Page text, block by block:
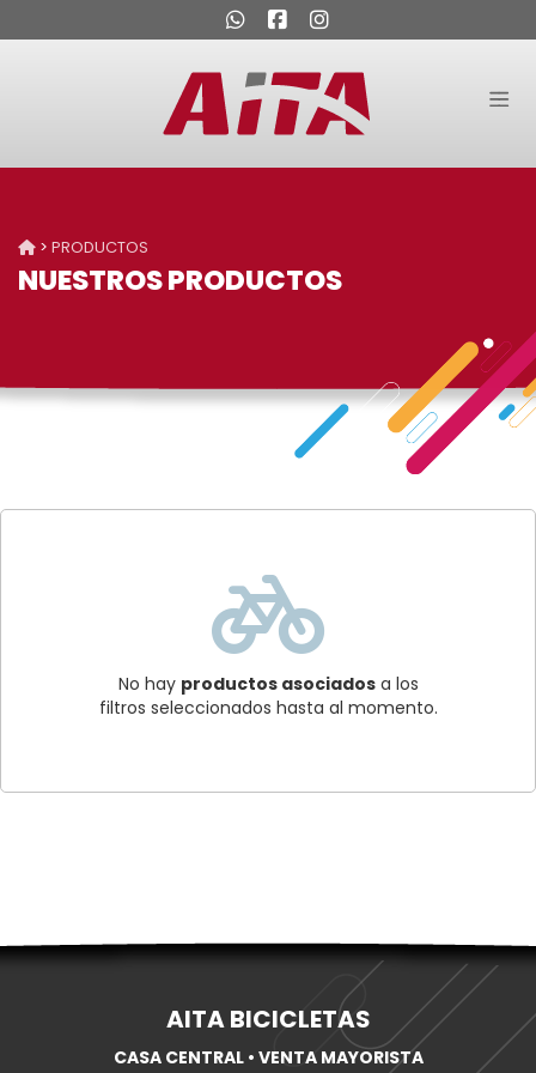
> PRODUCTOS
NUESTROS PRODUCTOS
No hay productos asociadosa los
filtros seleccionados hasta al momento.
AITA BICICLETAS
CASA CENTRAL • VENTA MAYORISTA